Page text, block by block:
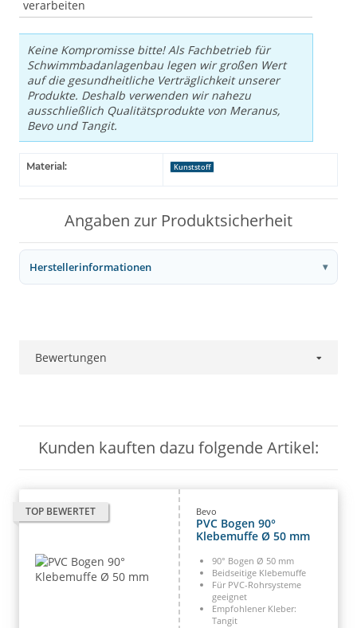
verarbeiten
Keine Kompromisse bitte! Als Fachbetrieb für
Schwimmbadanlagenbau legen wir großen Wert
auf die gesundheitliche Verträglichkeit unserer
Produkte. Deshalb verwenden wir nahezu
ausschließlich Qualitätsprodukte von Meranus,
Bevo und Tangit.
Material: Kunststoff
Angaben zur Produktsicherheit
Herstellerinformationen
Bewertungen
Kunden kauften dazu folgende Artikel:
TOP BEWERTET Bevo
PVC Bogen 90°
Klebemuffe Ø 50 mm
90° Bogen Ø 50 mm
Beidseitige Klebemuffe
Für PVC-Rohrsysteme
geeignet
Empfohlener Kleber:
Tangit